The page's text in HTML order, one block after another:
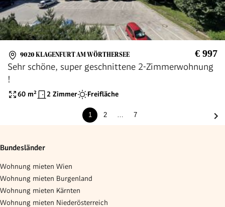
9020 KLAGENFURT AM WÖRTHERSEE € 997
Sehr schöne, super geschnittene 2-Zimmerwohnung
!
60 m² 2 Zimmer Freifläche
1 2 7
Bundesländer
Wohnung mieten Wien
Wohnung mieten Burgenland
Wohnung mieten Kärnten
Wohnung mieten Niederösterreich